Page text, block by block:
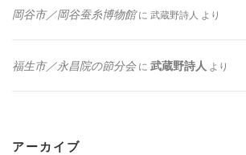
岡谷市／岡谷蚕糸博物館に 武蔵野詩人 より
福生市／永昌院の節分会に 武蔵野詩人 より
アーカイブ